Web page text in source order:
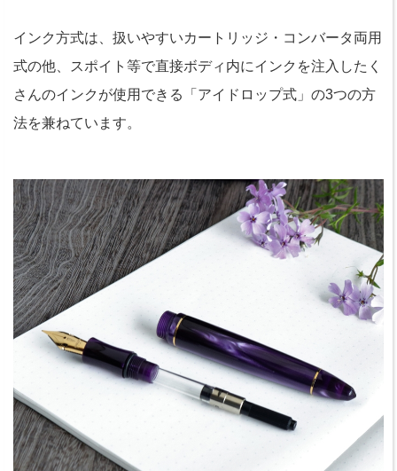
インク方式は、扱いやすいカートリッジ・コンバータ両用
式の他、スポイト等で直接ボディ内にインクを注入したく
さんのインクが使用できる「アイドロップ式」の3つの方
法を兼ねています。